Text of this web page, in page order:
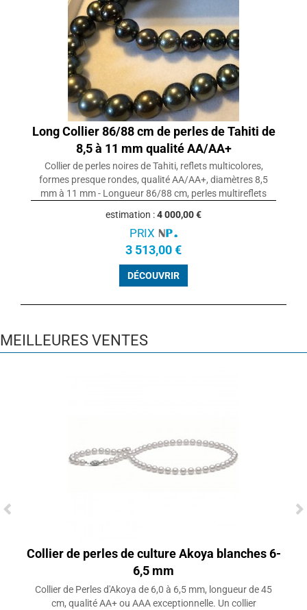
Long Collier 86/88 cm de perles de Tahiti de
8,5 à 11 mm qualité AA/AA+
Collier de perles noires de Tahiti, reflets multicolores,
formes presque rondes, qualité AA/AA+, diamètres 8,5
mm à 11 mm - Longueur 86/88 cm, perles multireflets
estimation :4 000,00 €
PRIX
3 513,00 €
DÉCOUVRIR
MEILLEURES VENTES
Collier de perles de culture Akoya blanches 6-
6,5 mm
Collier de Perles d'Akoya de 6,0 à 6,5 mm, longueur de 45
cm, qualité AA+ ou AAA exceptionnelle. Un collier